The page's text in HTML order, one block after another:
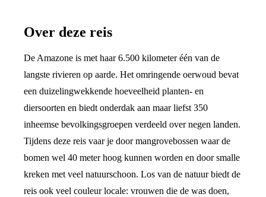
Over deze reis
De Amazone is met haar 6.500 kilometer één van de
langste rivieren op aarde. Het omringende oerwoud bevat
een duizelingwekkende hoeveelheid planten- en
diersoorten en biedt onderdak aan maar liefst 350
inheemse bevolkingsgroepen verdeeld over negen landen.
Tijdens deze reis vaar je door mangrovebossen waar de
bomen wel 40 meter hoog kunnen worden en door smalle
kreken met veel natuurschoon. Los van de natuur biedt de
reis ook veel couleur locale: vrouwen die de was doen,